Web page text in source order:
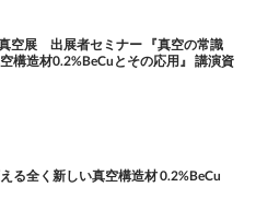
空展 出展者セミナー 『真空の常識
構造材0.2%BeCuとその応用』 講演資
る全く新しい真空構造材 0.2%BeCu